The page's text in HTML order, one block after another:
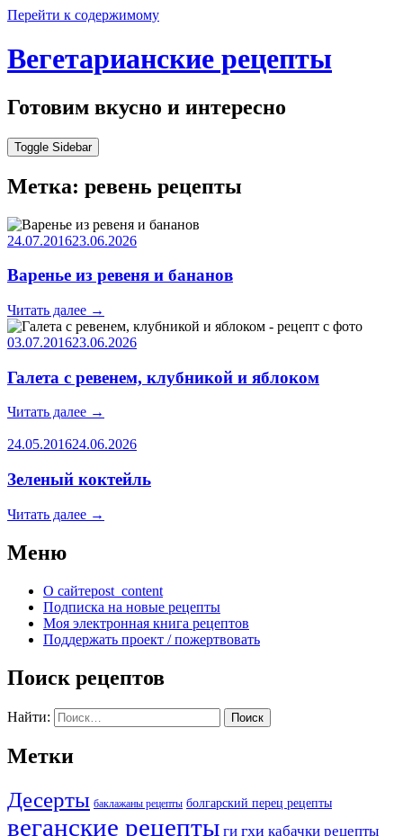
Перейти к содержимому
Вегетарианские рецепты
Готовим вкусно и интересно
Toggle Sidebar
Метка: ревень рецепты
24.07.201623.06.2026
Варенье из ревеня и бананов
Читать далее →
03.07.201623.06.2026
Галета с ревенем, клубникой и яблоком
Читать далее →
24.05.201624.06.2026
Зеленый коктейль
Читать далее →
Меню
О сайтеpost_content
Подписка на новые рецепты
Моя электронная книга рецептов
Поддержать проект / пожертвовать
Поиск рецептов
Найти:
Метки
Десерты баклажаны рецепты болгарский перец рецепты
веганские рецепты ги гхи кабачки рецепты